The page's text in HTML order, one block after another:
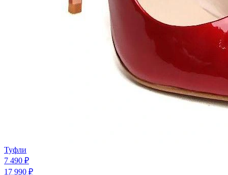
Туфли
7 490 ₽
17 990 ₽